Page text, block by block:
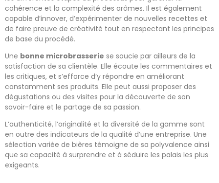
cohérence et la complexité des arômes. Il est également
capable d’innover, d’expérimenter de nouvelles recettes et
de faire preuve de créativité tout en respectant les principes
de base du procédé.
Une bonne microbrasserie se soucie par ailleurs de la
satisfaction de sa clientèle. Elle écoute les commentaires et
les critiques, et s’efforce d’y répondre en améliorant
constamment ses produits. Elle peut aussi proposer des
dégustations ou des visites pour la découverte de son
savoir-faire et le partage de sa passion.
L’authenticité, l’originalité et la diversité de la gamme sont
en outre des indicateurs de la qualité d’une entreprise. Une
sélection variée de bières témoigne de sa polyvalence ainsi
que sa capacité à surprendre et à séduire les palais les plus
exigeants.